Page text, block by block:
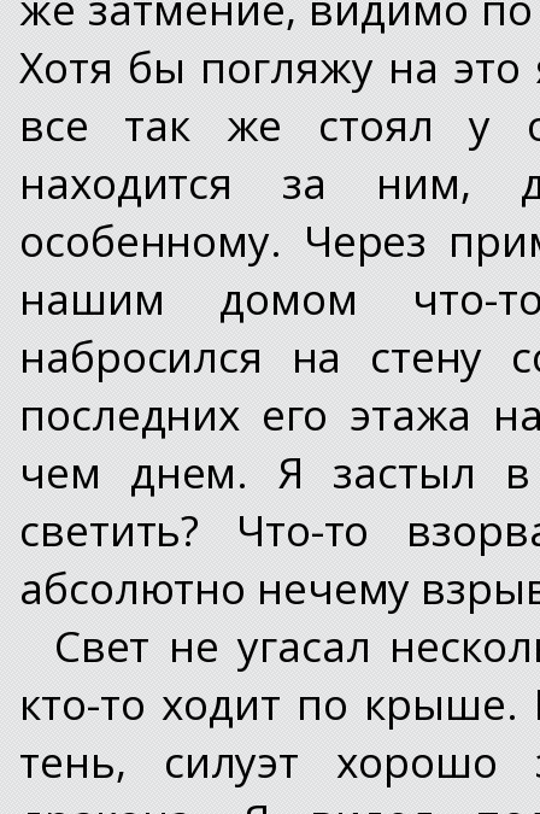
Хотя бы погляжу на
все так же стоял у
находится за ним,
особенному. Через
нашим домом что-
набросился на стену
последних его этажа
чем днем. Я застыл
светить? Что-то
абсолютно нечему
Свет не угасал
кто-то ходит по
тень, силуэт хорошо